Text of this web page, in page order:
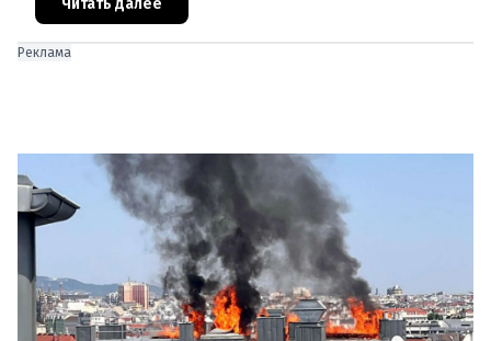
намеревался транслировать свои действи
Читать далее
Реклама